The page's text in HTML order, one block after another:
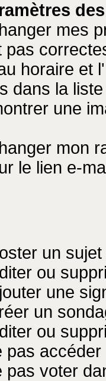
mes
pas
horaire et
dans la
une
mon
le lien e-
un
ou
une
un
ou
pas
pas voter